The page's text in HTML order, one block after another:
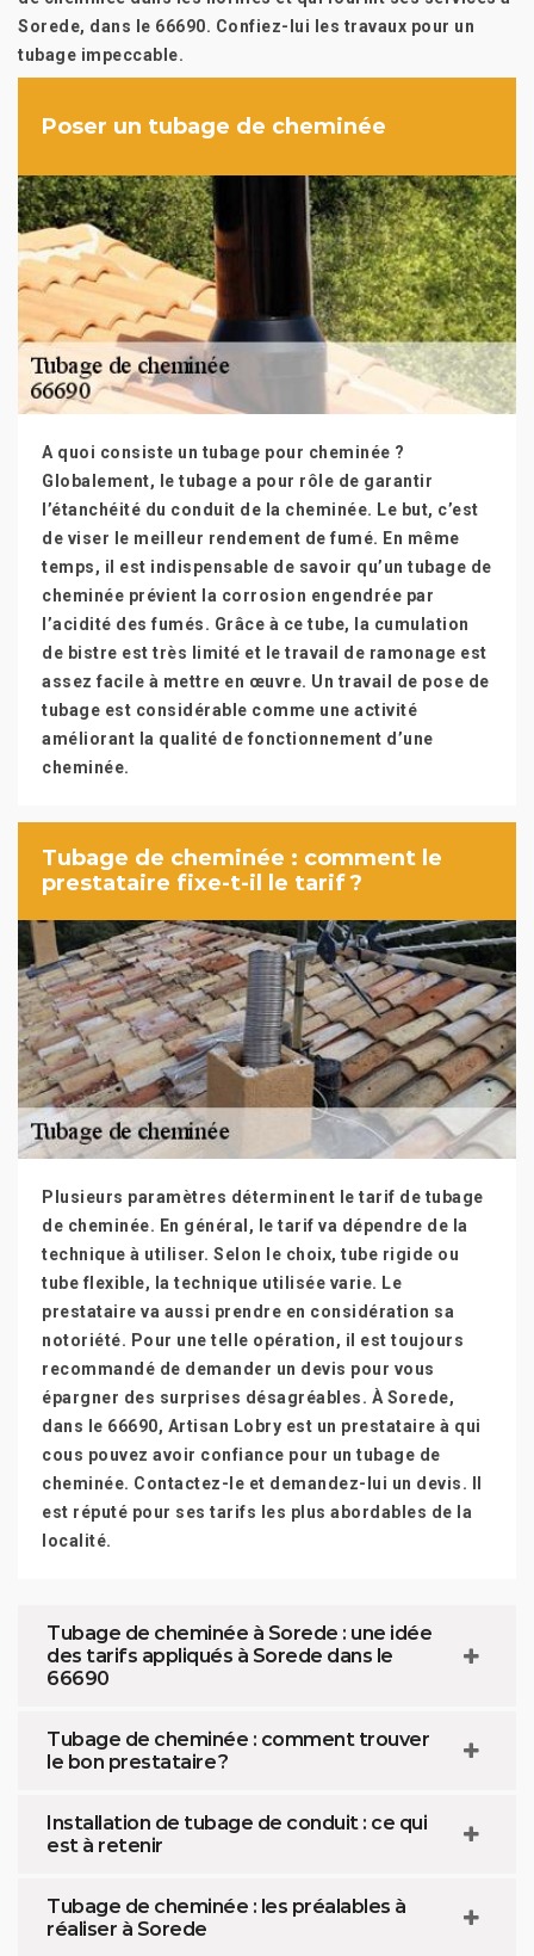
Sorede, dans le 66690. Confiez-lui les travaux pour un
tubage impeccable.
Poser un tubage de cheminée
A quoi consiste un tubage pour cheminée ?
Globalement, le tubage a pour rôle de garantir
l’étanchéité du conduit de la cheminée. Le but, c’est
de viser le meilleur rendement de fumé. En même
temps, il est indispensable de savoir qu’un tubage de
cheminée prévient la corrosion engendrée par
l’acidité des fumés. Grâce à ce tube, la cumulation
de bistre est très limité et le travail de ramonage est
assez facile à mettre en œuvre. Un travail de pose de
tubage est considérable comme une activité
améliorant la qualité de fonctionnement d’une
cheminée.
Tubage de cheminée : comment le
prestataire fixe-t-il le tarif ?
Plusieurs paramètres déterminent le tarif de tubage
de cheminée. En général, le tarif va dépendre de la
technique à utiliser. Selon le choix, tube rigide ou
tube flexible, la technique utilisée varie. Le
prestataire va aussi prendre en considération sa
notoriété. Pour une telle opération, il est toujours
recommandé de demander un devis pour vous
épargner des surprises désagréables. À Sorede,
dans le 66690, Artisan Lobry est un prestataire à qui
cous pouvez avoir confiance pour un tubage de
cheminée. Contactez-le et demandez-lui un devis. Il
est réputé pour ses tarifs les plus abordables de la
localité.
Tubage de cheminée à Sorede : une idée
des tarifs appliqués à Sorede dans le
66690
Tubage de cheminée : comment trouver
le bon prestataire ?
Installation de tubage de conduit : ce qui
est à retenir
Tubage de cheminée : les préalables à
réaliser à Sorede